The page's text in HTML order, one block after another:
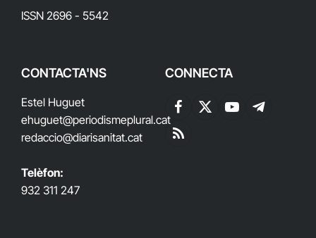
ISSN 2696 - 5542
CONTACTA'NS
Estel Huguet
ehuguet@periodismeplural.cat
redaccio@diarisanitat.cat
Telèfon:
932 311 247
CONNECTA
Facebook
X
YouTubeTelegram
RSS